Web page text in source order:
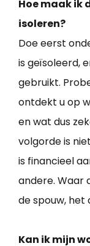
Hoe maak ik
isoleren?
Doe eerst
is geïsoleerd,
gebruikt.
ontdekt u op
en wat dus
volgorde is
is financieel
andere. Waar
de spouw, het
Kan ik mijn